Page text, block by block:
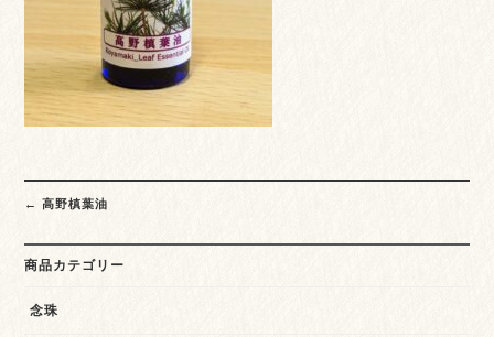
Post
navigation
← 高野槙葉油
商品カテゴリー
念珠